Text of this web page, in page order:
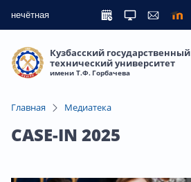
нечётная
Кузбасский государственный
технический университет
имени Т.Ф. Горбачева
Главная Медиатека
CASE-IN 2025